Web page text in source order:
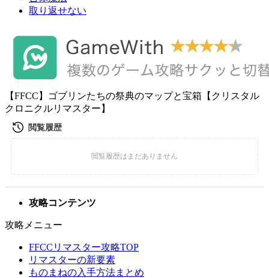
取り返せない
【FFCC】ゴブリンたちの祭典のマップと宝箱【クリスタル
クロニクルリマスター】
攻略コンテンツ
攻略メニュー
FFCCリマスター攻略TOP
リマスターの新要素
ものまねの入手方法まとめ